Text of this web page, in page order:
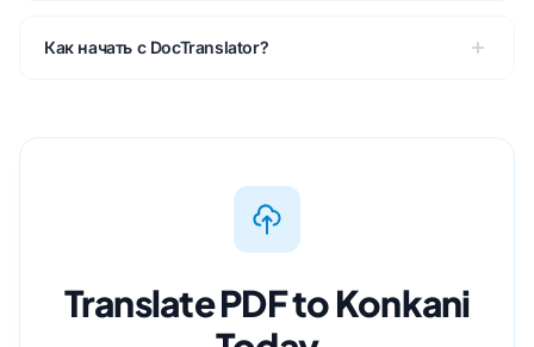
Как начать с DocTranslator?
Translate PDF to Konkani